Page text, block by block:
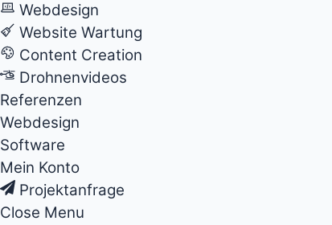
Webdesign
Website Wartung
Content Creation
Drohnenvideos
Referenzen
Webdesign
Software
Mein Konto
Projektanfrage
Close Menu